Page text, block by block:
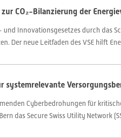
CO₂-Bilanzierung der
Innovationsgesetzes durch das
Der neue Leitfaden des VSE hilft
systemrelevante
Cyberbedrohungen für
das Secure Swiss Utility Network